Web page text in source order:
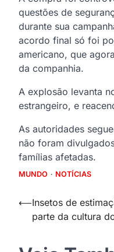
questões de
durante sua
acordo final só foi
americano, que
da companhia.
A explosão levanta
estrangeiro, e
As autoridades
não foram
famílias afetadas.
MUNDO NOTÍCIAS
Navegação
⟵Insetos de
parte da cultura